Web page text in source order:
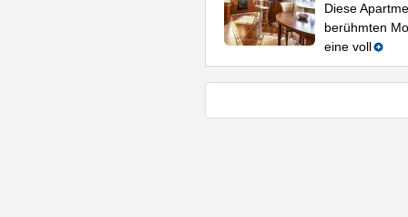
Diese
berühmten
eine voll